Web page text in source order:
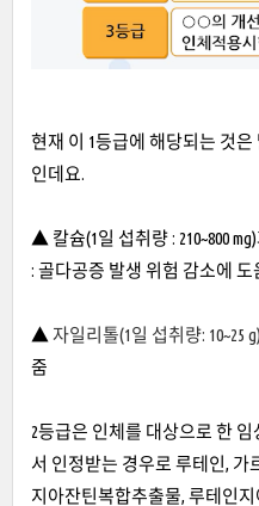
현재 이 1등급에 해당되는 것
인데요.
▲ 칼슘(1일 섭취량 : 210~800
: 골다공증 발생 위험 감소에 도
▲ 자일리톨(1일 섭취량: 10~25 g)
줌
2등급은 인체를 대상으로 한
서 인정받는 경우로 루테인,
지아잔틴복합추출물, 루테인